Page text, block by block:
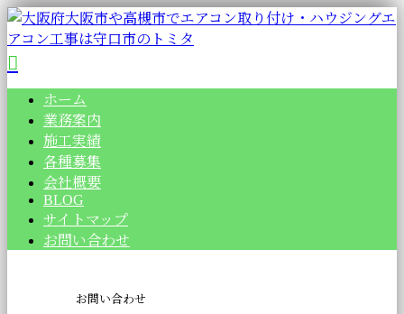
ホーム
業務案内
施工実績
各種募集
会社概要
BLOG
サイトマップ
お問い合わせ
お問い合わせ